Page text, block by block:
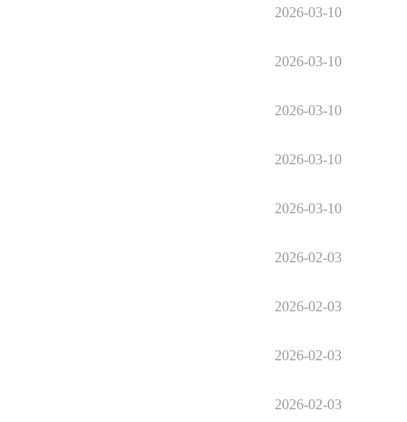
2026-03-10
2026-03-10
2026-03-10
2026-03-10
2026-03-10
2026-02-03
2026-02-03
2026-02-03
2026-02-03